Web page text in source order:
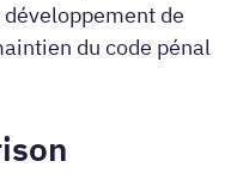
développement de
du code pénal